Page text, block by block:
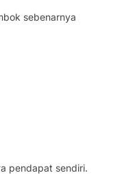
sebenarnya
pendapat sendiri.